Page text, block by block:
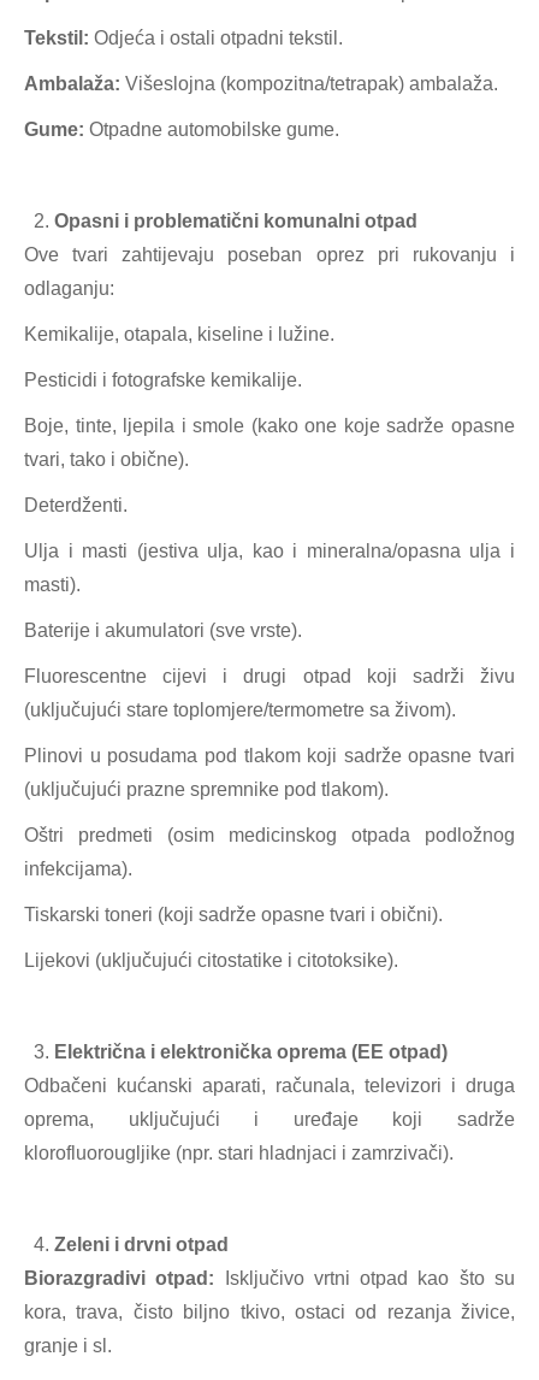
Tekstil: Odjeća i ostali otpadni tekstil.
Ambalaža: Višeslojna (kompozitna/tetrapak) ambalaža.
Gume: Otpadne automobilske gume.
Opasni i problematični komunalni otpad
Ove tvari zahtijevaju poseban oprez pri rukovanju i
odlaganju:
Kemikalije, otapala, kiseline i lužine.
Pesticidi i fotografske kemikalije.
Boje, tinte, ljepila i smole (kako one koje sadrže opasne
tvari, tako i obične).
Deterdženti.
Ulja i masti (jestiva ulja, kao i mineralna/opasna ulja i
masti).
Baterije i akumulatori (sve vrste).
Fluorescentne cijevi i drugi otpad koji sadrži živu
(uključujući stare toplomjere/termometre sa živom).
Plinovi u posudama pod tlakom koji sadrže opasne tvari
(uključujući prazne spremnike pod tlakom).
Oštri predmeti (osim medicinskog otpada podložnog
infekcijama).
Tiskarski toneri (koji sadrže opasne tvari i obični).
Lijekovi (uključujući citostatike i citotoksike).
Električna i elektronička oprema (EE otpad)
Odbačeni kućanski aparati, računala, televizori i druga
oprema, uključujući i uređaje koji sadrže
klorofluorougljike (npr. stari hladnjaci i zamrzivači).
Zeleni i drvni otpad
Biorazgradivi otpad: Isključivo vrtni otpad kao što su
kora, trava, čisto biljno tkivo, ostaci od rezanja živice,
granje i sl.